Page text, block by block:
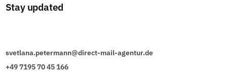
Stay updated
svetlana.petermann@direct-mail-agentur.de
+49 7195 70 45 166